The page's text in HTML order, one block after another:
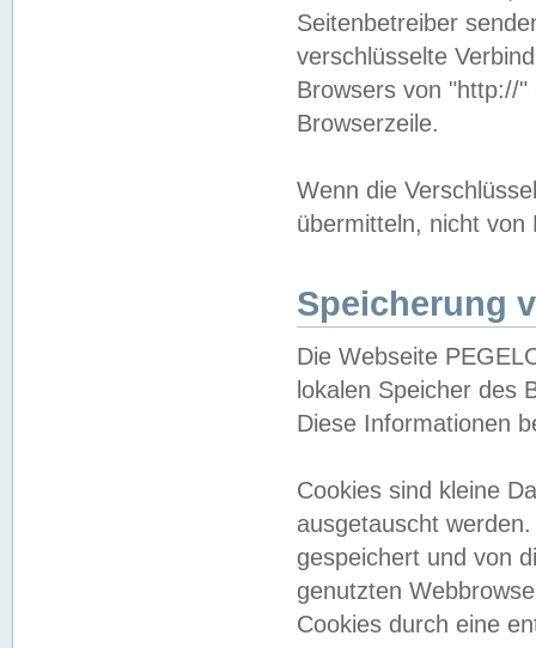
Seitenbetreiber
verschlüsselte
Browsers von "http://
Browserzeile.
Wenn die
übermitteln, nicht von
Speicherung
Die Webseite
lokalen Speicher des
Diese Informationen
Cookies sind kleine
ausgetauscht
gespeichert und von
genutzten
Cookies durch eine